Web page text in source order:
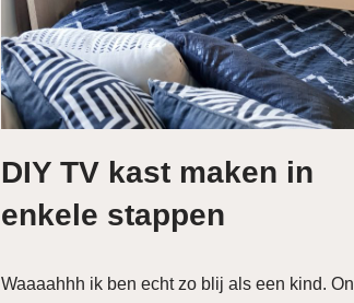
DIY TV kast maken in
enkele stappen
Waaaahhh ik ben echt zo blij als een kind.